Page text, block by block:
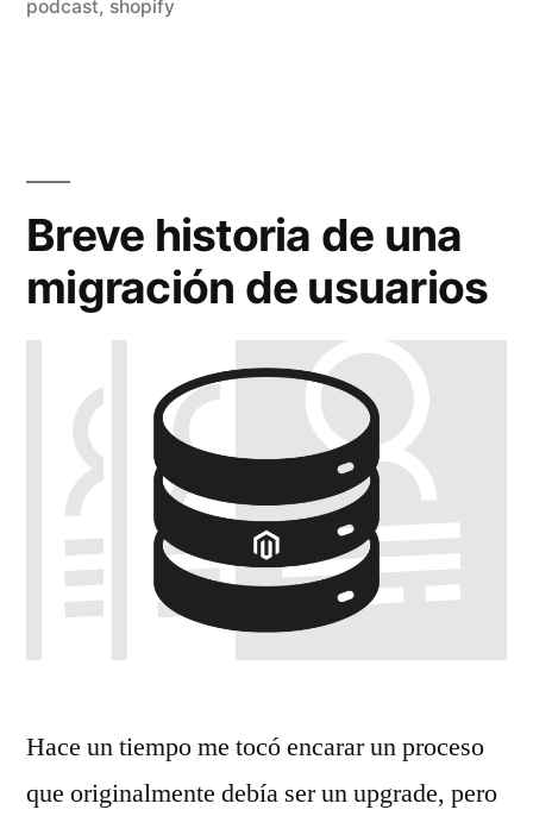
podcast, shopify
Breve historia de una
migración de usuarios
Hace un tiempo me tocó encarar un proceso
que originalmente debía ser un upgrade, pero